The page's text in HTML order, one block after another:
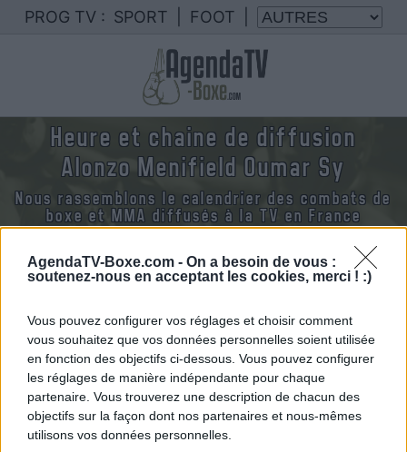
AgendaTV-Boxe.com - On a besoin de vous :
soutenez-nous en acceptant les cookies, merci ! :)
Vous pouvez configurer vos réglages et choisir comment
vous souhaitez que vos données personnelles soient utilisée
en fonction des objectifs ci-dessous. Vous pouvez configurer
les réglages de manière indépendante pour chaque
partenaire. Vous trouverez une description de chacun des
objectifs sur la façon dont nos partenaires et nous-mêmes
utilisons vos données personnelles.
PROG TV : SPORT FOOT
Heure et chaine de diffusion
Alonzo Menifield Oumar Sy
Nous rassemblons le calendrier des combats de
boxe et MMA diffusés à la TV en France
Dimanche 15 juin 2025
04h00
Alonzo